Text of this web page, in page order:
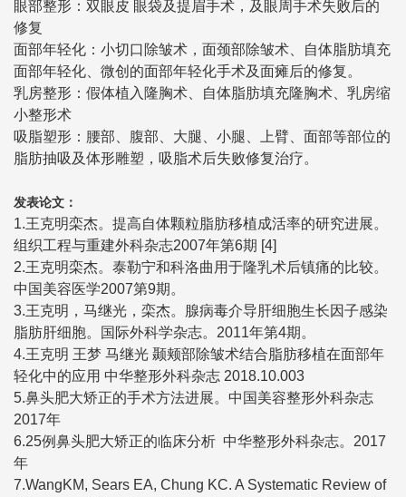
眼部整形：双眼皮 眼袋及提眉手术，及眼周手术失败后的
修复
面部年轻化：小切口除皱术，面颈部除皱术、自体脂肪填充
面部年轻化、微创的面部年轻化手术及面瘫后的修复。
乳房整形：假体植入隆胸术、自体脂肪填充隆胸术、乳房缩
小整形术
吸脂塑形：腰部、腹部、大腿、小腿、上臂、面部等部位的
脂肪抽吸及体形雕塑，吸脂术后失败修复治疗。
发表论文：
1.王克明栾杰。提高自体颗粒脂肪移植成活率的研究进展。
组织工程与重建外科杂志2007年第6期 [4]
2.王克明栾杰。泰勒宁和科洛曲用于隆乳术后镇痛的比较。
中国美容医学2007第9期。
3.王克明，马继光，栾杰。腺病毒介导肝细胞生长因子感染
脂肪肝细胞。国际外科学杂志。2011年第4期。
4.王克明 王梦 马继光 颞颊部除皱术结合脂肪移植在面部年
轻化中的应用 中华整形外科杂志 2018.10.003
5.鼻头肥大矫正的手术方法进展。中国美容整形外科杂志
2017年
6.25例鼻头肥大矫正的临床分析 中华整形外科杂志。2017
年
7.WangKM, Sears EA, Chung KC. A Systematic Review of